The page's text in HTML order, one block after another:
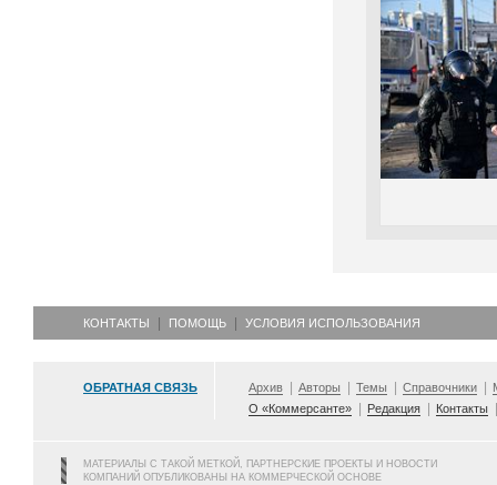
КОНТАКТЫ ПОМОЩЬ УСЛОВИЯ ИСПОЛЬЗОВАНИЯ
ОБРАТНАЯ СВЯЗЬ Архив Авторы Темы Справочники
О «Коммерсанте»
Редакция Контакты
МАТЕРИАЛЫ С ТАКОЙ МЕТКОЙ, ПАРТНЕРСКИЕ ПРОЕКТЫ И НОВОСТИ
КОМПАНИЙ ОПУБЛИКОВАНЫ НА КОММЕРЧЕСКОЙ ОСНОВЕ